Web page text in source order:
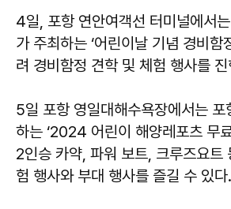
4일, 포항 연안여객선 터미널에서
가 주최하는 ‘어린이날 기념 경비함
려 경비함정 견학 및 체험 행사를
5일 포항 영일대해수욕장에서는 포
하는 ‘2024 어린이 해양레포츠 무
2인승 카약, 파워 보트, 크루즈요트
험 행사와 부대 행사를 즐길 수 있다.